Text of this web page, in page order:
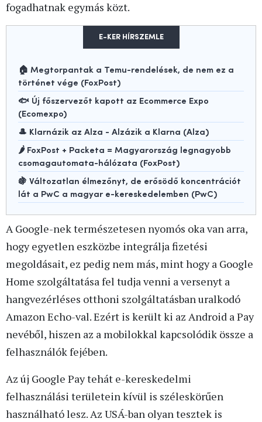
fogadhatnak egymás közt.
E-KER HÍRSZEMLE
🏠 Megtorpantak a Temu-rendelések, de nem ez a
történet vége (FoxPost)
🐟 Új főszervezőt kapott az Ecommerce Expo
(Ecomexpo)
🎩 Klarnázik az Alza - Alzázik a Klarna (Alza)
🌶️ FoxPost + Packeta = Magyarország legnagyobb
csomagautomata-hálózata (FoxPost)
🍇 Változatlan élmezőnyt, de erősödő koncentrációt
lát a PwC a magyar e-kereskedelemben (PwC)
A Google-nek természetesen nyomós oka van arra,
hogy egyetlen eszközbe integrálja fizetési
megoldásait, ez pedig nem más, mint hogy a Google
Home szolgáltatása fel tudja venni a versenyt a
hangvezérléses otthoni szolgáltatásban uralkodó
Amazon Echo-val. Ezért is került ki az Android a Pay
nevéből, hiszen az a mobilokkal kapcsolódik össze a
felhasználók fejében.
Az új Google Pay tehát e-kereskedelmi
felhasználási területein kívül is széleskörűen
használható lesz. Az USÁ-ban olyan tesztek is